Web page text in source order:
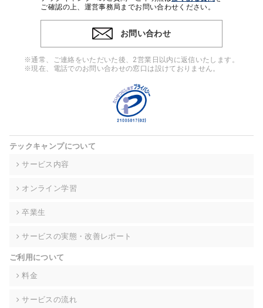
※上記の利用目的に基づいた本人への連絡及び配信について
4. 個人情報の第三者提供
ンをとるために、氏名等の一部の情報をサービス内で使用する
チャットツールで発信することにより、本サービスの他の利用
者等に提供することがあります。
当社は事業運営上、前項利用目的の範囲に限って個人情報を外
高い委託先を選定し、個人情報の適正管理・機密保持について
個人情報の開示等(利用目的の通知、開示、内容の訂正・追加・
て、下記の当社問合わせ窓口に申し出ることができます。その
的な期間内に対応いたします。ただし、申請が本人確認が不可
により、ご希望に添えない場合があります。 なお、アクセスロ
グなどの個人情報以外の情報については、原則として開示等は
ご確認の上、運営事務局までお問い合わせください。
お問い合わせ
※通常、ご連絡をいただいた後、2営業日以内に返信いたします。
※現在、電話でのお問い合わせの窓口は設けておりません。
テックキャンプについて
サービス内容
オンライン学習
卒業生
サービスの実態・改善レポート
ご利用について
料金
サービスの流れ